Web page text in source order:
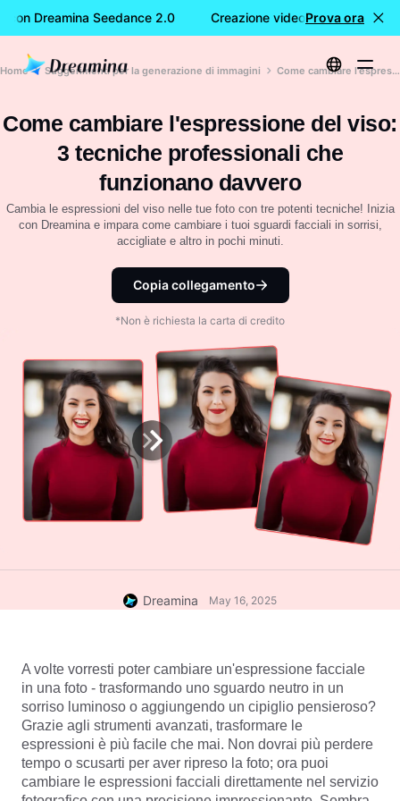
con Dreamina Seedance 2.0 Creazione video GRATIS con
Prova ora
Home Suggerimenti per la generazione di immagini Come cambiare l'espressione del viso: 3 tecniche professionali che funzionano davvero
Come cambiare l'espressione del viso:
3 tecniche professionali che
funzionano davvero
Cambia le espressioni del viso nelle tue foto con tre potenti tecniche! Inizia
con Dreamina e impara come cambiare i tuoi sguardi facciali in sorrisi,
accigliate e altro in pochi minuti.
Copia collegamento
*Non è richiesta la carta di credito
Dreamina May 16, 2025
A volte vorresti poter cambiare un'espressione facciale
in una foto - trasformando uno sguardo neutro in un
sorriso luminoso o aggiungendo un cipiglio pensieroso?
Grazie agli strumenti avanzati, trasformare le
espressioni è più facile che mai. Non dovrai più perdere
tempo o scusarti per aver ripreso la foto; ora puoi
cambiare le espressioni facciali direttamente nel servizio